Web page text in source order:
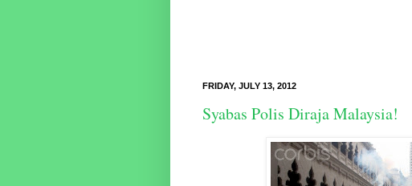
FRIDAY, JULY 13, 2012
Syabas Polis Diraja Malaysia!